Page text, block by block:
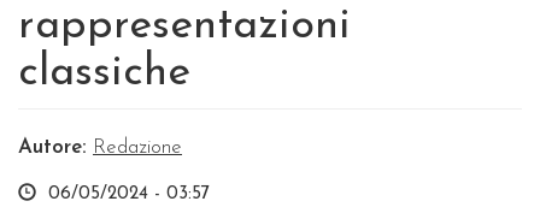
rappresentazioni
classiche
Autore: Redazione
06/05/2024 - 03:57